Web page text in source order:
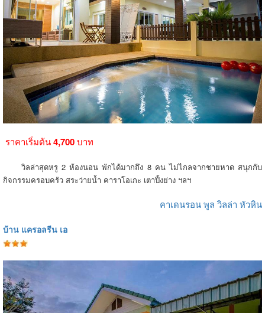
ราคาเริ่มต้น4,700บาท
วิลล่าสุดหรู 2 ห้องนอน พักได้มากถึง 8 คน ไม่ไกลจากชายหาด สนุกกับ
กิจกรรมครอบครัว สระว่ายน้ำ คาราโอเกะ เตาปิ้งย่าง ฯลฯ
คาเดนรอน พูล วิลล่า หัวหิน
บ้าน แครอลรีน เอ